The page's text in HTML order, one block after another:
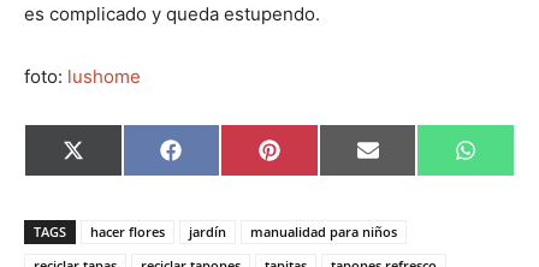
es complicado y queda estupendo.
foto: lushome
C
o
X
(
C
o
F
a
b
o
C
o
a
P
i
e
C
o
a
E
m
l
C
o
W
h
TAGS hacer flores jardín
manualidad para niños